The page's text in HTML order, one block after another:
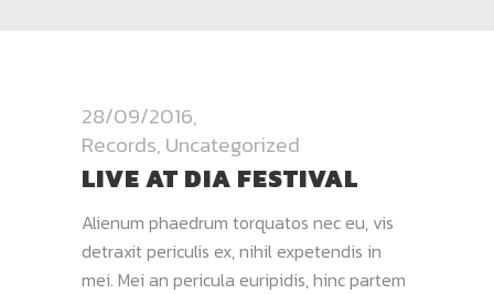
28/09/2016
Records, Uncategorized
LIVE AT DIA FESTIVAL
Alienum phaedrum torquatos nec eu, vis
detraxit periculis ex, nihil expetendis in
mei. Mei an pericula euripidis, hinc partem